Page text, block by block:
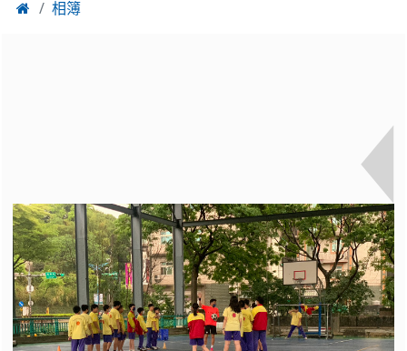
 相簿